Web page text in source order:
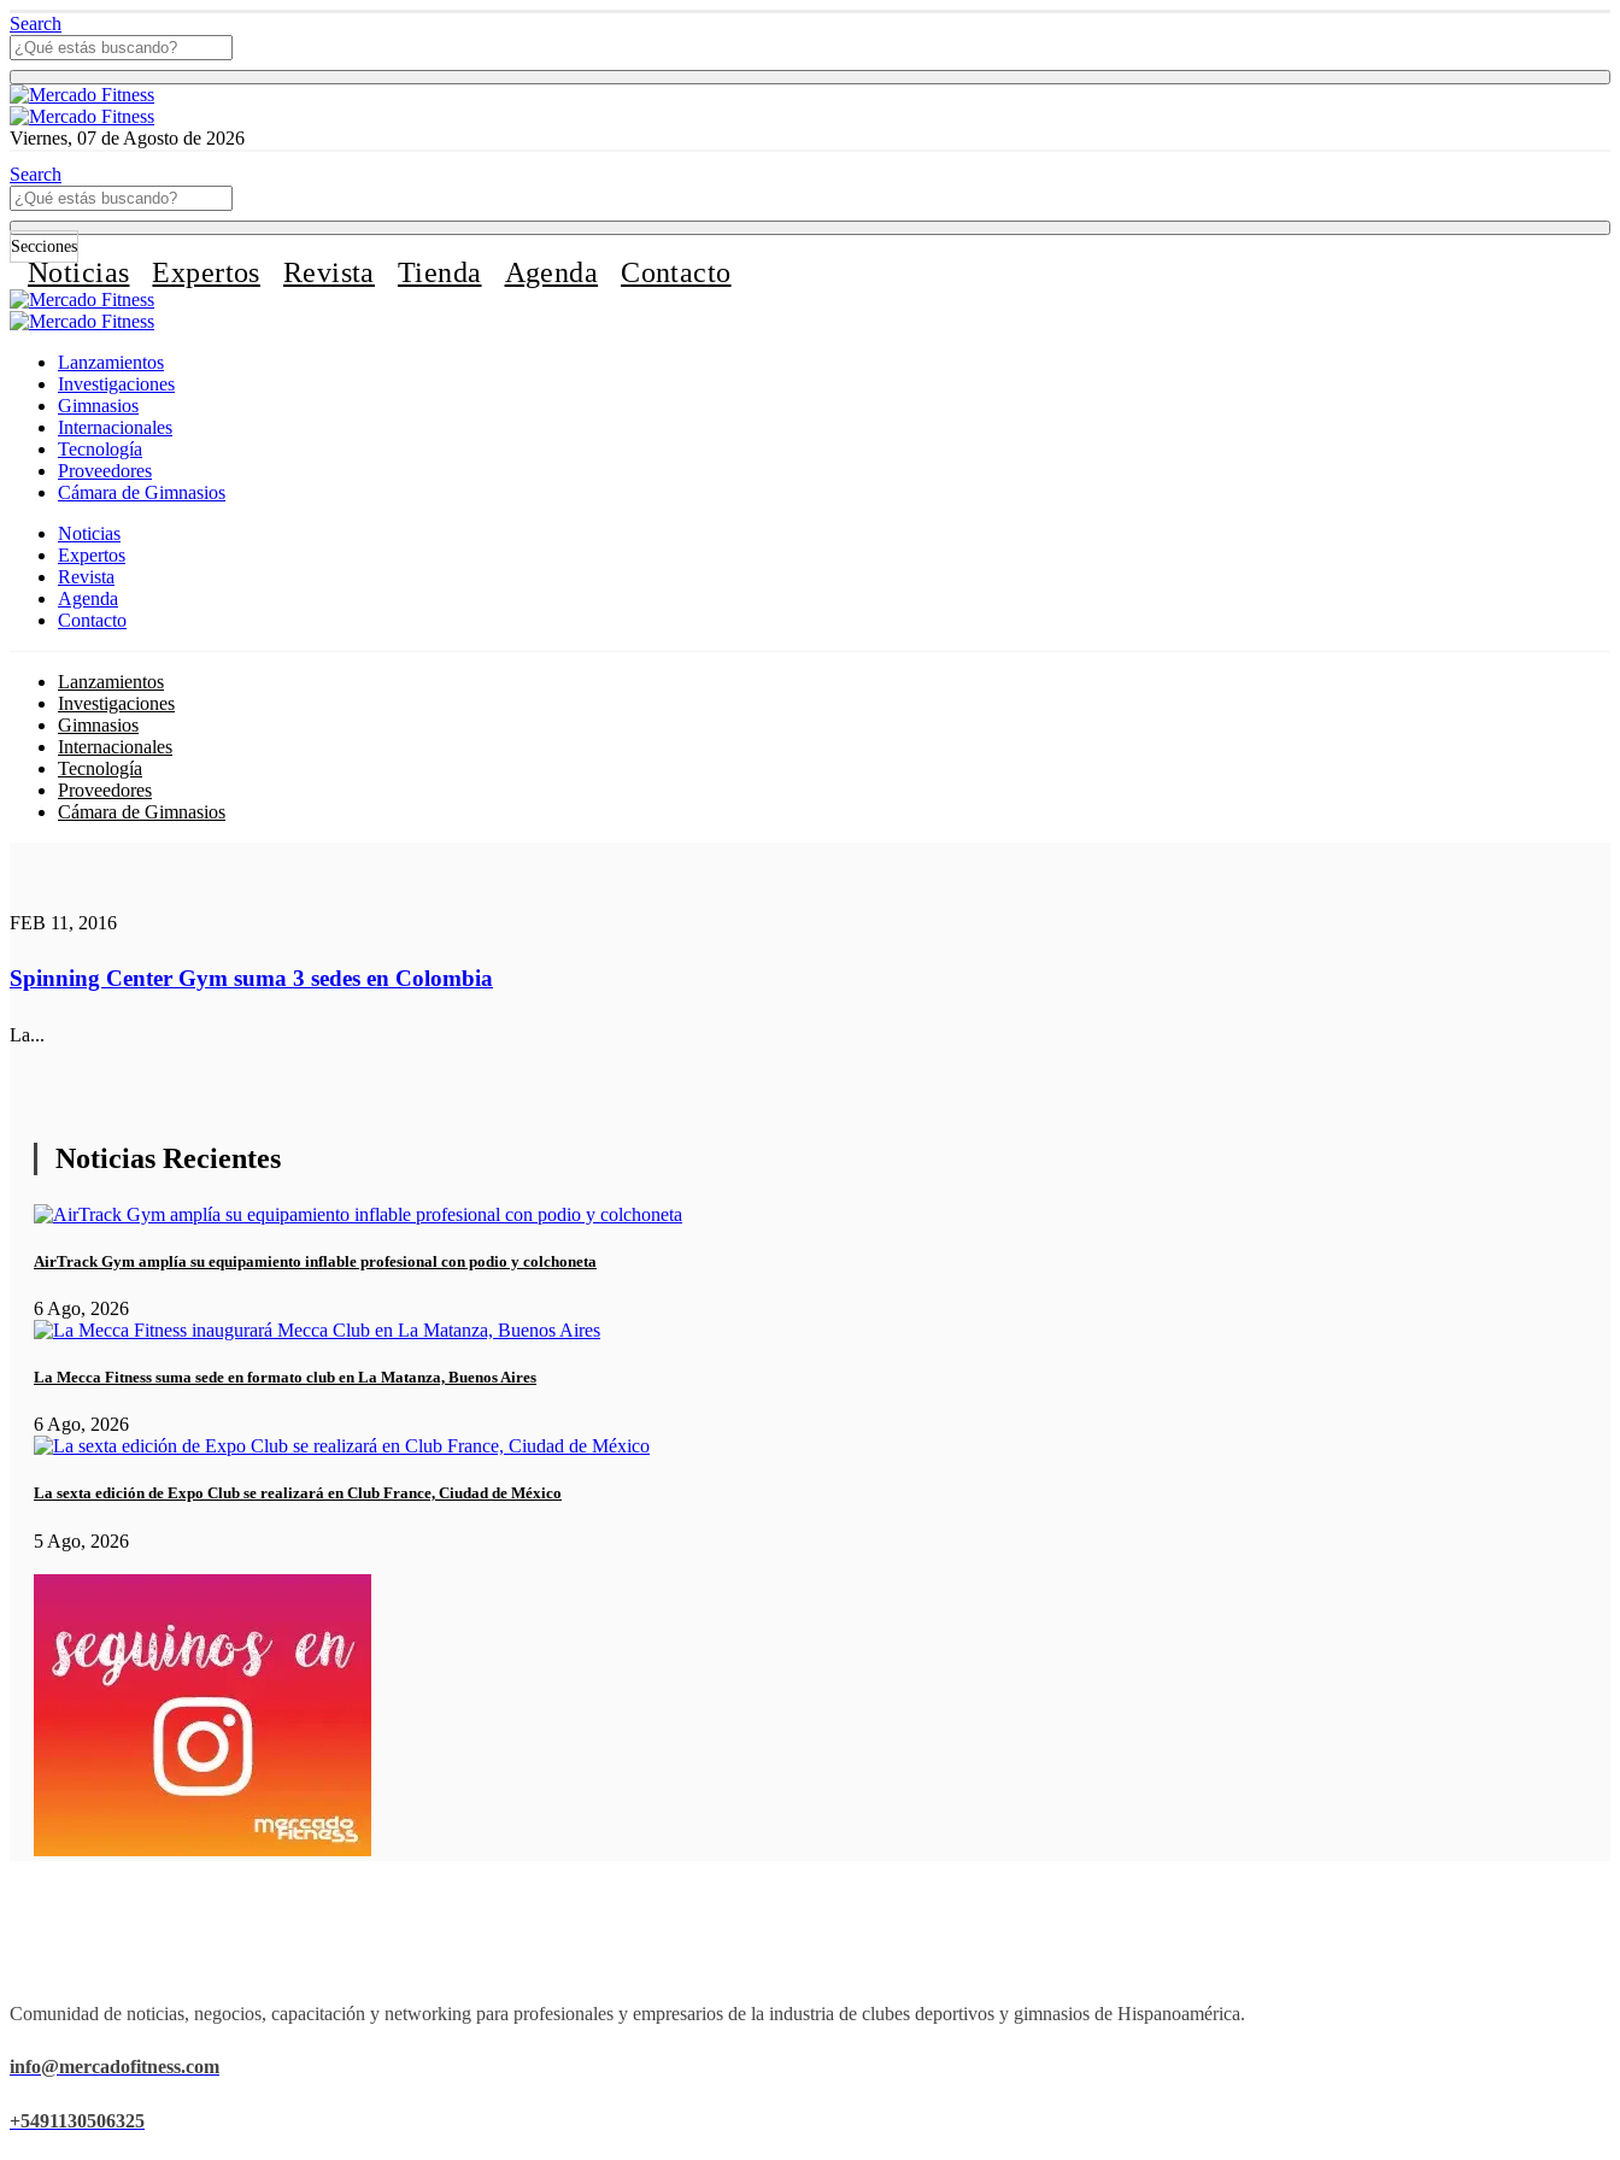
Search
Viernes, 07 de Agosto de 2026
Search
Secciones
Noticias Expertos Revista Tienda Agenda Contacto
Lanzamientos
Investigaciones
Gimnasios
Internacionales
Tecnología
Proveedores
Cámara de Gimnasios
Noticias
Expertos
Revista
Agenda
Contacto
Lanzamientos
Investigaciones
Gimnasios
Internacionales
Tecnología
Proveedores
Cámara de Gimnasios
FEB 11, 2016
Spinning Center Gym suma 3 sedes en Colombia
La...
Noticias Recientes
AirTrack Gym amplía su equipamiento inflable profesional con podio y colchoneta
6 Ago, 2026
La Mecca Fitness suma sede en formato club en La Matanza, Buenos Aires
6 Ago, 2026
La sexta edición de Expo Club se realizará en Club France, Ciudad de México
5 Ago, 2026
Comunidad de noticias, negocios, capacitación y networking para profesionales y empresarios de la industria de clubes deportivos y gimnasios de Hispanoamérica.
info@mercadofitness.com
+5491130506325